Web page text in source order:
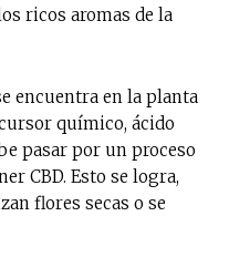
ricos aromas de la
encuentra en la planta
químico, ácido
pasar por un proceso
CBD. Esto se logra,
flores secas o se